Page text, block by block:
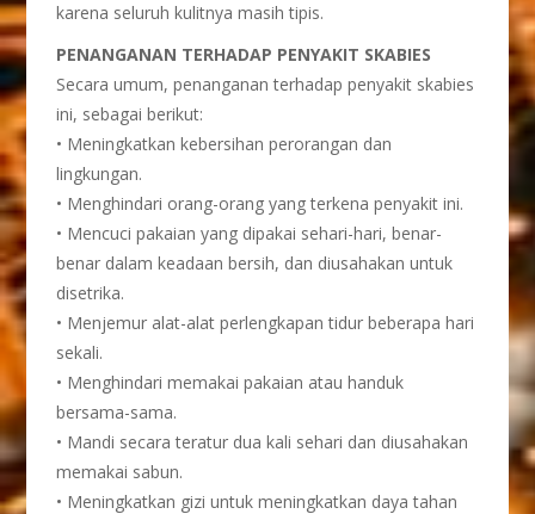
karena seluruh kulitnya masih tipis.
PENANGANAN TERHADAP PENYAKIT SKABIES
Secara umum, penanganan terhadap penyakit skabies
ini, sebagai berikut:
• Meningkatkan kebersihan perorangan dan
lingkungan.
• Menghindari orang-orang yang terkena penyakit ini.
• Mencuci pakaian yang dipakai sehari-hari, benar-
benar dalam keadaan bersih, dan diusahakan untuk
disetrika.
• Menjemur alat-alat perlengkapan tidur beberapa hari
sekali.
• Menghindari memakai pakaian atau handuk
bersama-sama.
• Mandi secara teratur dua kali sehari dan diusahakan
memakai sabun.
• Meningkatkan gizi untuk meningkatkan daya tahan